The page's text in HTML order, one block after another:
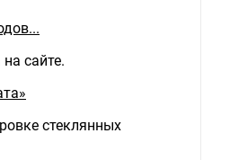
сайте.
стеклянных